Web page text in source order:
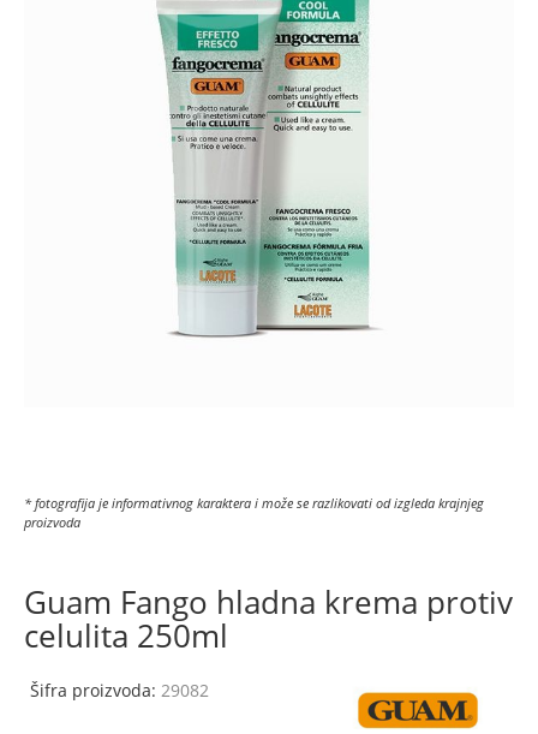
* fotografija je informativnog karaktera i može se razlikovati od izgleda krajnjeg
proizvoda
Guam Fango hladna krema protiv
celulita 250ml
Šifra proizvoda: 29082